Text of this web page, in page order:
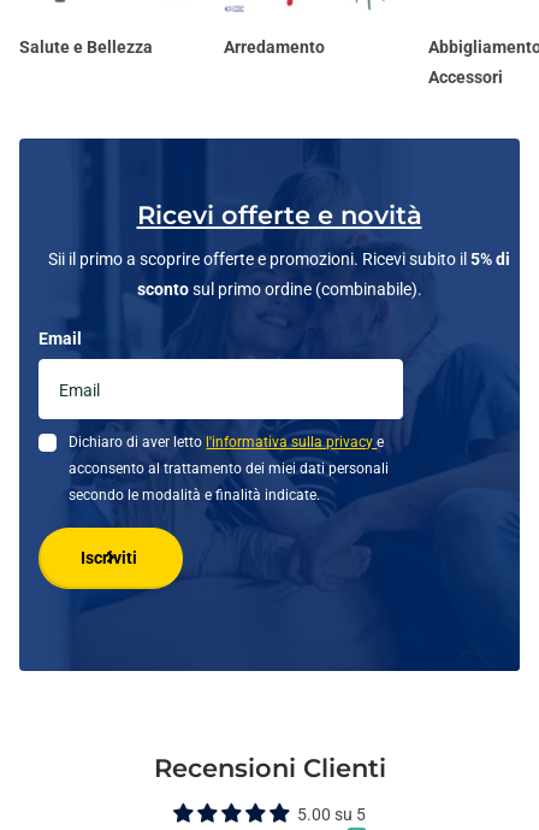
Salute e Bellezza Arredamento
Accessori
Ricevi offerte e novità
Sii il primo a scoprire offerte e promozioni. Ricevi subito il 5% di
scontosul primo ordine (combinabile).
Email
Dichiaro di aver letto l'informativa sulla privacye
acconsento al trattamento dei miei dati personali
secondo le modalità e finalità indicate.
Iscriviti
Recensioni Clienti
5.00 su 5